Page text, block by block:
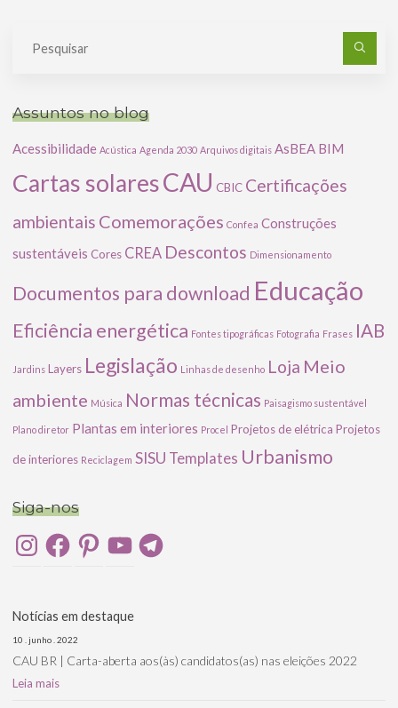
Assuntos no blog
Acessibilidade Acústica Agenda 2030 Arquivos digitais AsBEA BIM
Cartas solaresCAU CBIC Certificações
ambientais Comemorações Confea Construções
sustentáveis Cores CREA Descontos Dimensionamento
Documentos para download Educação
Eficiência energética Fontes tipográficas Fotografia Frases IAB
Jardins Layers Legislação Linhas de desenho Loja Meio
ambiente Música Normas técnicas Paisagismo sustentável
Plano diretor Plantas em interiores Procel Projetos de elétrica Projetos
de interiores Reciclagem SISU Templates Urbanismo
Siga-nos
InstagramFacebookPinterestYouTubeTelegram
Notícias em destaque
10 . junho . 2022
CAU BR | Carta-aberta aos(às) candidatos(as) nas eleições 2022
Leia mais